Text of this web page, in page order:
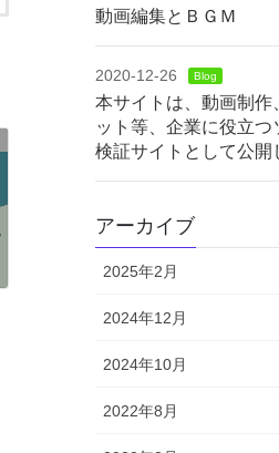
動画編集とＢＧＭ
2020-12-26 Blog
本サイトは、動画制作
ット等、企業に役立
検証サイトとして公開
アーカイブ
2025年2月
2024年12月
2024年10月
2022年8月